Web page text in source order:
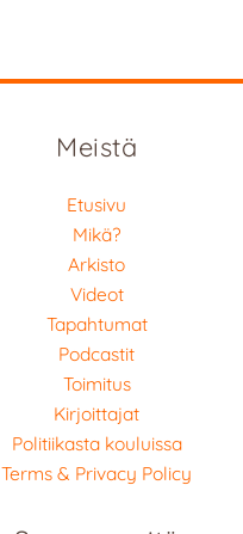
Meistä
Etusivu
Mikä?
Arkisto
Videot
Tapahtumat
Podcastit
Toimitus
Kirjoittajat
Politiikasta kouluissa
Terms & Privacy Policy